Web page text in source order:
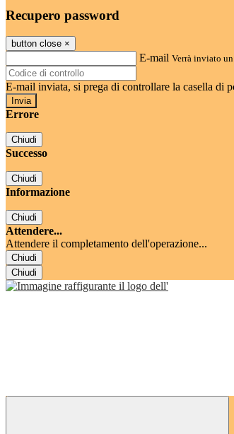
Recupero password
button close ×
E-mail Verrà inviato
E-mail inviata, si prega di controllare la casella di
Errore
Chiudi
Successo
Chiudi
Informazione
Chiudi
Attendere...
Attendere il completamento dell'operazione...
Chiudi
Chiudi